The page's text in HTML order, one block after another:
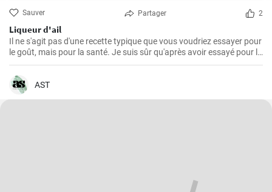
Sauver Partager 2
Liqueur d'ail
Il ne s'agit pas d'une recette typique que vous voudriez essayer pour
le goût, mais pour la santé. Je suis sûr qu'après avoir essayé pour la
première fois cette teinture magique, puissante et saine à la fois,
vous voudrez toujours en faire des réserves à la maison.
AST